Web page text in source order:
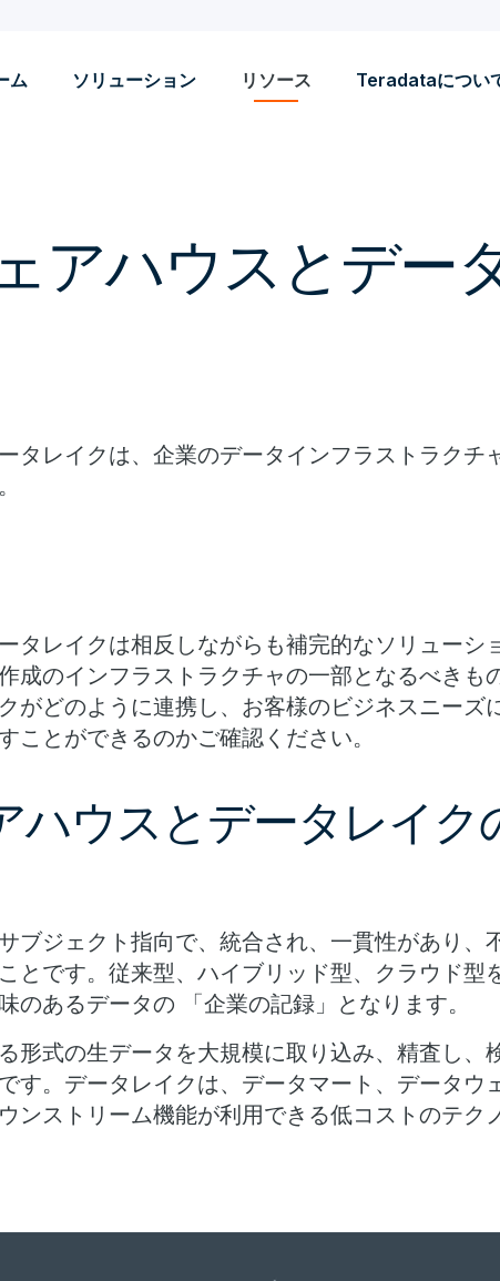
ム ソリューション リソース Teradataについ
アハウスとデー
タレイクは、企業のデータインフラストラクチ
タレイクは相反しながらも補完的なソリューシ
成のインフラストラクチャの一部となるべきも
がどのように連携し、お客様のビジネスニーズ
ことができるのかご確認ください。
ハウスとデータレイク
ブジェクト指向で、統合され、一貫性があり、
とです。従来型、ハイブリッド型、クラウド型
のあるデータの 「企業の記録」となります。
形式の生データを大規模に取り込み、精査し、
す。データレイクは、データマート、データウ
ンストリーム機能が利用できる低コストのテク